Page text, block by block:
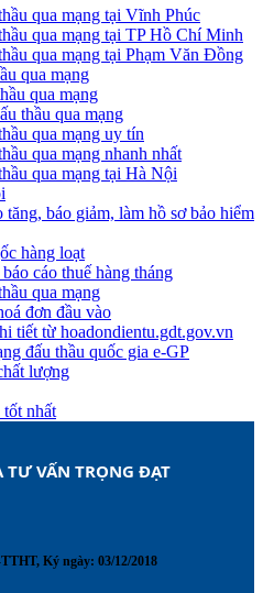
qua mạng tại Vĩnh Phúc
qua mạng tại TP Hồ Chí Minh
qua mạng tại Phạm Văn Đồng
qua mạng
qua mạng
thầu qua mạng
qua mạng uy tín
qua mạng nhanh nhất
qua mạng tại Hà Nội
báo giảm, làm hồ sơ bảo hiểm
hàng loạt
cáo thuế hàng tháng
qua mạng
đơn đầu vào
tiết từ hoadondientu.gdt.gov.vn
đấu thầu quốc gia e-GP
lượng
tốt nhất
TƯ VẤN TRỌNG ĐẠT
Ký ngày: 03/12/2018